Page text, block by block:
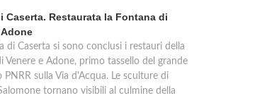
Caserta. Restaurata la Fontana di
Adone
di Caserta si sono conclusi i restauri della
Venere e Adone, primo tassello del grande
PNRR sulla Via d'Acqua. Le sculture di
tornano visibili al culmine della